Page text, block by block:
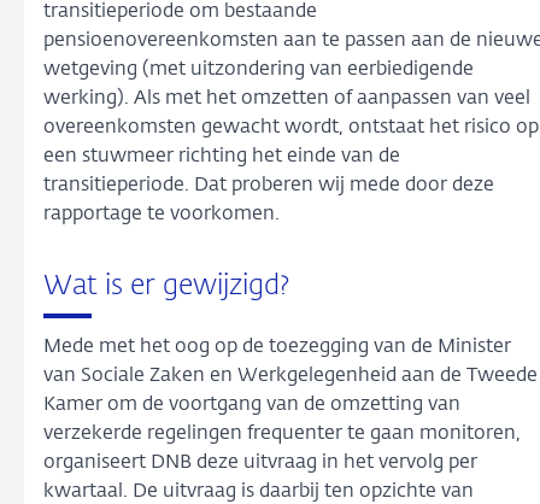
transitieperiode om bestaande
pensioenovereenkomsten aan te passen aan de
wetgeving (met uitzondering van eerbiedigende
werking). Als met het omzetten of aanpassen van veel
overeenkomsten gewacht wordt, ontstaat het risico op
een stuwmeer richting het einde van de
transitieperiode. Dat proberen wij mede door deze
rapportage te voorkomen.
Wat is er gewijzigd?
Mede met het oog op de toezegging van de Minister
van Sociale Zaken en Werkgelegenheid aan de Tweede
Kamer om de voortgang van de omzetting van
verzekerde regelingen frequenter te gaan monitoren,
organiseert DNB deze uitvraag in het vervolg per
kwartaal. De uitvraag is daarbij ten opzichte van